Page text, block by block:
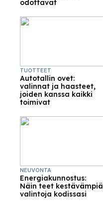
odottavat
Autotallin ovet:
valinnat ja haasteet,
joiden kanssa kaikki
toimivat
TUOTTEET
Energiakunnostus:
Näin teet kestävämpiä
valintoja kodissasi
NEUVONTA